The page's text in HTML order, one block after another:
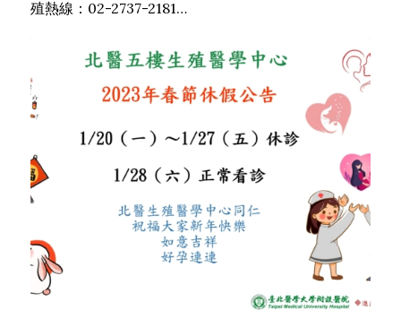
殖熱線：02-2737-2181…